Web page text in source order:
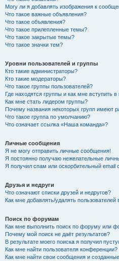
Могу ли я добавлять изображения к
Что такое важные объявления?
Что такое объявления?
Что такое прилепленные темы?
Что такое закрытые темы?
Что такое значки тем?
Уровни пользователей и группы
Кто такие администраторы?
Кто такие модераторы?
Что такое группы пользователей?
Где находятся группы и как мне вступить в
Как мне стать лидером группы?
Почему названия некоторых групп имеют
Что такое группа по умолчанию?
Что означает ссылка «Наша команда»?
Личные сообщения
Я не могу отправить личные сообщения!
Я постоянно получаю нежелательные
Я получил спам или оскорбительный email
Друзья и недруги
Что означают списки друзей и недругов?
Как мне добавлять/удалять
Поиск по форумам
Как мне выполнить поиск по форуму или
Почему мой поиск не даёт результатов?
В результате моего поиска я получил
Как мне найти пользователя конференции?
Как мне найти свои сообщения и